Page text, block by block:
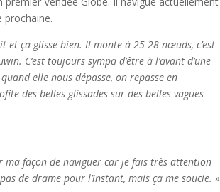
prochaine.
et ça glisse bien. Il monte à 25-28 nœuds, c’est
C’est toujours sympa d’être à l’avant d’une
elle nous dépasse, on repasse en
des belles glissades sur des belles vagues
ma façon de naviguer car je fais très attention
de drame pour l’instant, mais ça me soucie. »